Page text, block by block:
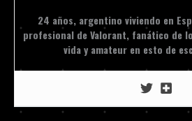
24 años, argentino viviendo en
profesional de Valorant, fanático de
vida y amateur en esto de